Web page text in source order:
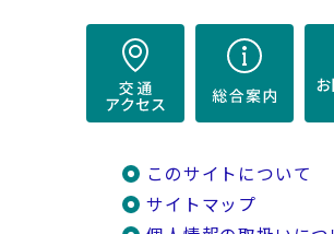
このサイトについて
サイトマップ